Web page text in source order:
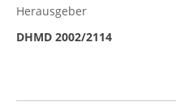
Herausgeber
DHMD 2002/2114